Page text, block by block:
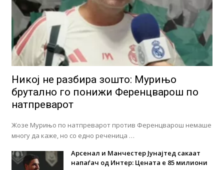
Никој не разбира зошто: Мурињо
брутално го понижи Ференцварош по
натпреварот
Жозе Мурињо по натпреварот против Ференцварош немаше
многу да каже, но со едно реченица …
Арсенал и Манчестер Јунајтед сакаат
напаѓач од Интер: Цената е 85 милиони